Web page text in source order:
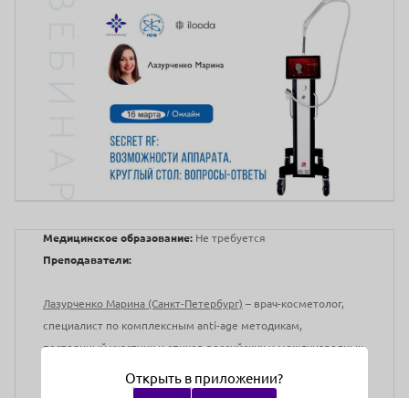
Медицинское образование: Не требуется
Преподаватели:
Лазурченко Марина (Санкт-Петербург) – врач-косметолог,
специалист по комплексным anti-age методикам,
постоянный участник и спикер российских и международных
компании «IONTO COMED», «ILOODA», «PROFILLERS»,
Открыть в приложении?